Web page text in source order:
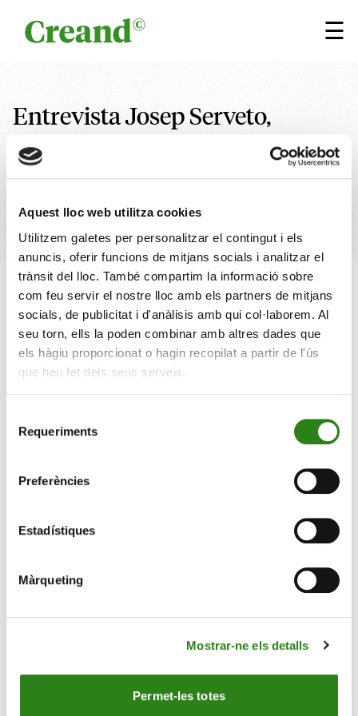
Aquest lloc web utilitza cookies
Utilitzem galetes per personalitzar el contingut i els
anuncis, oferir funcions de mitjans socials i analitzar el
trànsit del lloc. També compartim la informació sobre
com feu servir el nostre lloc amb els partners de mitjans
socials, de publicitat i d'anàlisis amb qui col·laborem. Al
seu torn, ells la poden combinar amb altres dades que
els hàgiu proporcionat o hagin recopilat a partir de l'ús
que heu fet dels seus serveis.
Requeriments
Preferències
Estadístiques
Màrqueting
Mostrar-ne els detalls
Permet-les totes
☰
×
Entrevista Josep Serveto,
president de la Trobada
Empresarial al Pirineu, a la
Cadena SER Andorra
Escrit per
Patrocinis Altres